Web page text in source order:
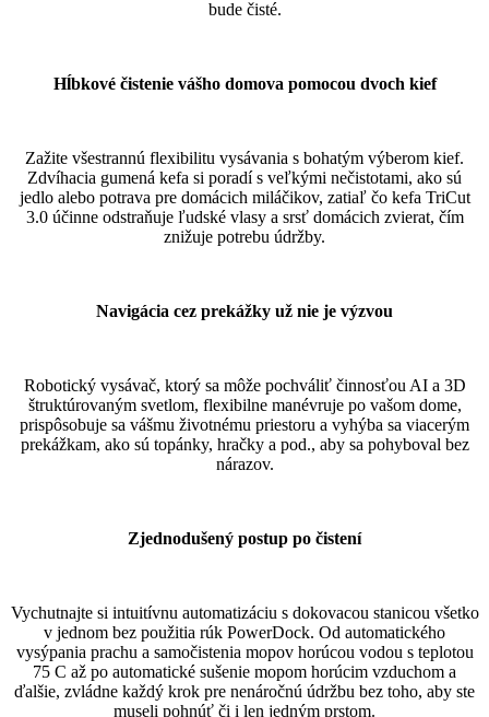
bude čisté.
Hĺbkové čistenie vášho domova pomocou dvoch kief
Zažite všestrannú flexibilitu vysávania s bohatým výberom kief.
Zdvíhacia gumená kefa si poradí s veľkými nečistotami, ako sú
jedlo alebo potrava pre domácich miláčikov, zatiaľ čo kefa TriCut
3.0 účinne odstraňuje ľudské vlasy a srsť domácich zvierat, čím
znižuje potrebu údržby.
Navigácia cez prekážky už nie je výzvou
Robotický vysávač, ktorý sa môže pochváliť činnosťou AI a 3D
štruktúrovaným svetlom, flexibilne manévruje po vašom dome,
prispôsobuje sa vášmu životnému priestoru a vyhýba sa viacerým
prekážkam, ako sú topánky, hračky a pod., aby sa pohyboval bez
nárazov.
Zjednodušený postup po čistení
Vychutnajte si intuitívnu automatizáciu s dokovacou stanicou všetko
v jednom bez použitia rúk PowerDock. Od automatického
vysýpania prachu a samočistenia mopov horúcou vodou s teplotou
75 C až po automatické sušenie mopom horúcim vzduchom a
ďalšie, zvládne každý krok pre nenáročnú údržbu bez toho, aby ste
museli pohnúť či i len jedným prstom.